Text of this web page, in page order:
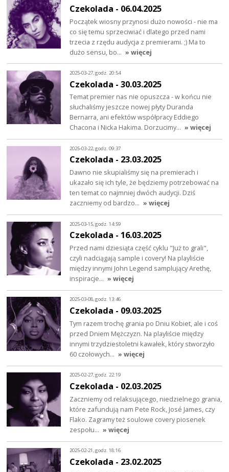
Czekolada - 06.04.2025
Początek wiosny przynosi dużo nowości - nie ma
co się temu sprzeciwiać i dlatego przed nami
trzecia z rzędu audycja z premierami. ;) Ma to
dużo sensu, bo… » więcej
2025-03-27, godz. 20:54
Czekolada - 30.03.2025
Temat premier nas nie opuszcza - w końcu nie
słuchaliśmy jeszcze nowej płyty Duranda
Bernarra, ani efektów współpracy Eddiego
Chacona i Nicka Hakima. Dorzucimy… » więcej
2025-03-22, godz. 09:37
Czekolada - 23.03.2025
Dawno nie skupialiśmy się na premierach i
ukazało się ich tyle, że będziemy potrzebować na
ten temat co najmniej dwóch audycji. Dziś
zaczniemy od bardzo… » więcej
2025-03-15, godz. 14:59
Czekolada - 16.03.2025
Przed nami dziesiąta część cyklu "Już to grali",
czyli nadciągają sample i covery! Na playliście
między innymi John Legend samplujący Arethę,
inspiracje… » więcej
2025-03-08, godz. 13:46
Czekolada - 09.03.2025
Tym razem trochę grania po Dniu Kobiet, ale i coś
przed Dniem Mężczyzn. Na playliście między
innymi trzydziestoletni kawałek, który stworzyło
60 czołowych… » więcej
2025-02-27, godz. 22:19
Czekolada - 02.03.2025
Zaczniemy od relaksującego, niedzielnego grania,
które zafundują nam Pete Rock, José James, czy
Flako. Zagramy też soulowe covery piosenek
zespołu… » więcej
2025-02-21, godz. 18:16
Czekolada - 23.02.2025